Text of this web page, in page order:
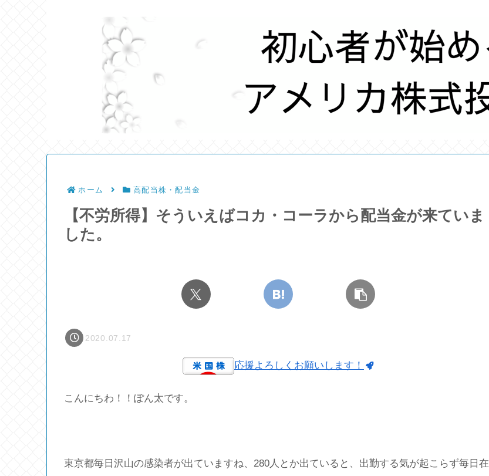
ホーム 高配当株・配当金
【不労所得】そういえばコカ・コーラから配当金が来ていま
した。
2020.07.17
応援よろしくお願いします！
こんにちわ！！ぽん太です。
東京都毎日沢山の感染者が出ていますね、280人とか出ていると、出勤する気が起こらず毎日在